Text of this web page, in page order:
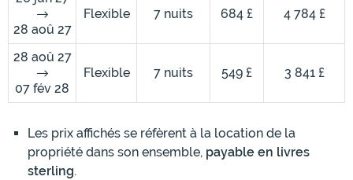
28 aoû 27
Flexible 7 nuits 684 £ 4 784 £
28 aoû 27
07 fév 28
Flexible 7 nuits 549 £ 3 841 £
Les prix affichés se réfèrent à la location de la
propriété dans son ensemble, payable en livres
sterling.